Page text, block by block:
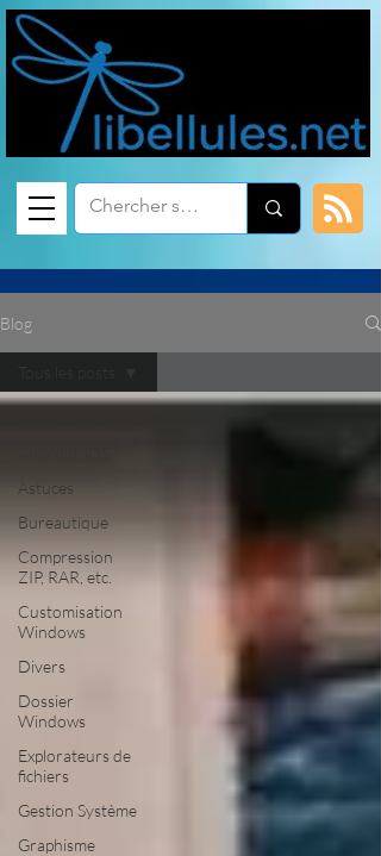
Blog
Astuces
Bureautique
Compression
ZIP, RAR, etc.
Customisation
Windows
Divers
Dossier
Windows
Explorateurs de
fichiers
Gestion Système
Graphisme